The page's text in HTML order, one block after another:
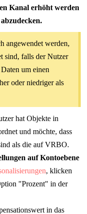
Kanal erhöht werden
angewendet werden,
sind, falls der Nutzer
um einen
oder niedriger als
hat Objekte in
und möchte, dass
als die auf VRBO.
auf Kontoebene
, klicken
"Prozent" in der
in das